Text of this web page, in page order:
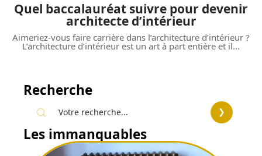
Quel baccalauréat suivre pour devenir
architecte d’intérieur
Aimeriez-vous faire carrière dans l’architecture d’intérieur ?
L’architecture d’intérieur est un art à part entière et il…
Recherche
Les immanquables